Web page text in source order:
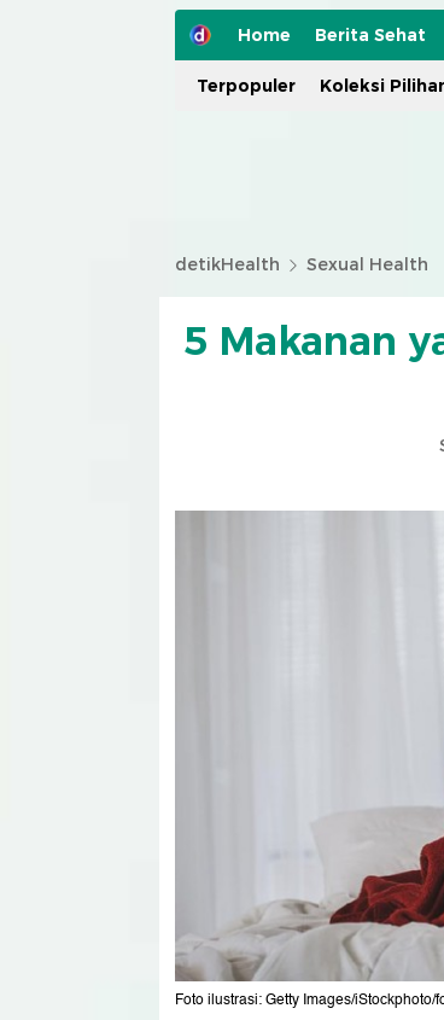
Home Berita Sehat
Terpopuler Koleksi
detikHealth Sexual Health
5 Makanan
Foto ilustrasi: Getty Images/iStockphoto/